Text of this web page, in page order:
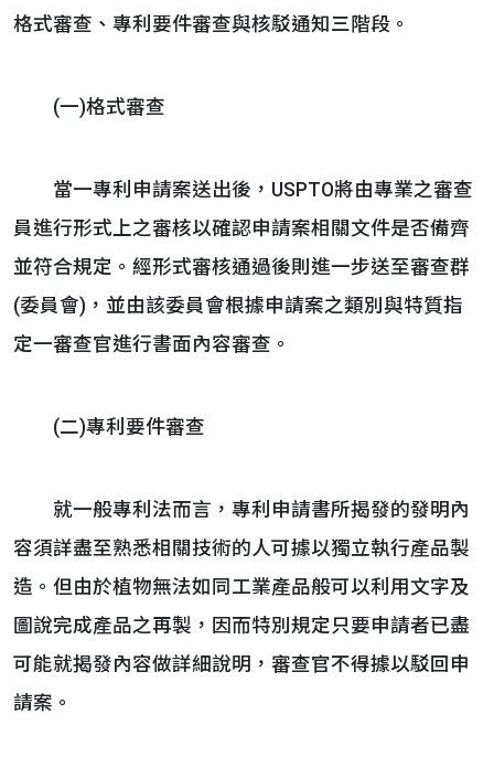
格式審查、專利要件審查與核駁通知三階段。
(一)格式審查
當一專利申請案送出後，USPTO將由專業之審查
員進行形式上之審核以確認申請案相關文件是否備齊
並符合規定。經形式審核通過後則進一步送至審查群
(委員會)，並由該委員會根據申請案之類別與特質指
定一審查官進行書面內容審查。
(二)專利要件審查
就一般專利法而言，專利申請書所揭發的發明內
容須詳盡至熟悉相關技術的人可據以獨立執行產品製
造。但由於植物無法如同工業產品般可以利用文字及
圖說完成產品之再製，因而特別規定只要申請者已盡
可能就揭發內容做詳細說明，審查官不得據以駁回申
請案。